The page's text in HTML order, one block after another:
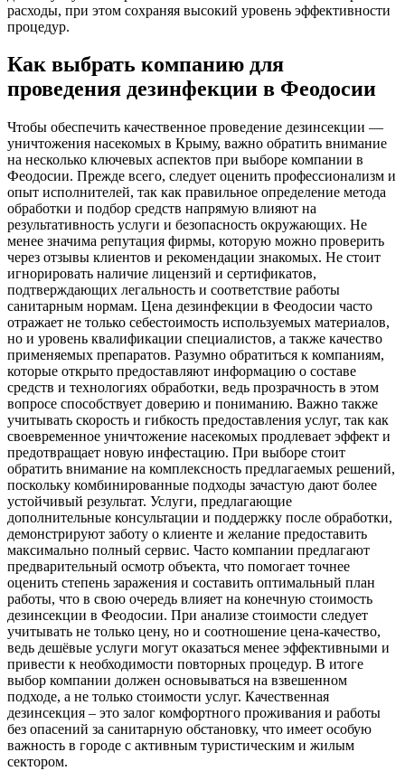
расходы, при этом сохраняя высокий уровень эффективности
процедур.
Как выбрать компанию для
проведения дезинфекции в Феодосии
Чтобы обеспечить качественное проведение дезинсекции —
уничтожения насекомых в Крыму, важно обратить внимание
на несколько ключевых аспектов при выборе компании в
Феодосии. Прежде всего, следует оценить профессионализм и
опыт исполнителей, так как правильное определение метода
обработки и подбор средств напрямую влияют на
результативность услуги и безопасность окружающих. Не
менее значима репутация фирмы, которую можно проверить
через отзывы клиентов и рекомендации знакомых. Не стоит
игнорировать наличие лицензий и сертификатов,
подтверждающих легальность и соответствие работы
санитарным нормам. Цена дезинфекции в Феодосии часто
отражает не только себестоимость используемых материалов,
но и уровень квалификации специалистов, а также качество
применяемых препаратов. Разумно обратиться к компаниям,
которые открыто предоставляют информацию о составе
средств и технологиях обработки, ведь прозрачность в этом
вопросе способствует доверию и пониманию. Важно также
учитывать скорость и гибкость предоставления услуг, так как
своевременное уничтожение насекомых продлевает эффект и
предотвращает новую инфестацию. При выборе стоит
обратить внимание на комплексность предлагаемых решений,
поскольку комбинированные подходы зачастую дают более
устойчивый результат. Услуги, предлагающие
дополнительные консультации и поддержку после обработки,
демонстрируют заботу о клиенте и желание предоставить
максимально полный сервис. Часто компании предлагают
предварительный осмотр объекта, что помогает точнее
оценить степень заражения и составить оптимальный план
работы, что в свою очередь влияет на конечную стоимость
дезинсекции в Феодосии. При анализе стоимости следует
учитывать не только цену, но и соотношение цена-качество,
ведь дешёвые услуги могут оказаться менее эффективными и
привести к необходимости повторных процедур. В итоге
выбор компании должен основываться на взвешенном
подходе, а не только стоимости услуг. Качественная
дезинсекция – это залог комфортного проживания и работы
без опасений за санитарную обстановку, что имеет особую
важность в городе с активным туристическим и жилым
сектором.